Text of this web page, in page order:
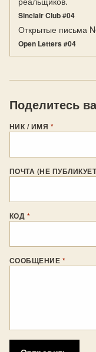
Sinclair Club #04
Открытые письма
Open Letters #04
Поделитесь
НИК / ИМЯ *
ПОЧТА (НЕ
КОД *
СООБЩЕНИЕ *